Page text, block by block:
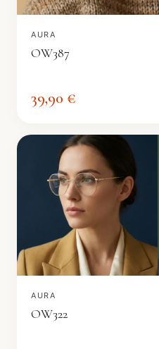
AURA
OW387
39,90 €
AURA
OW322